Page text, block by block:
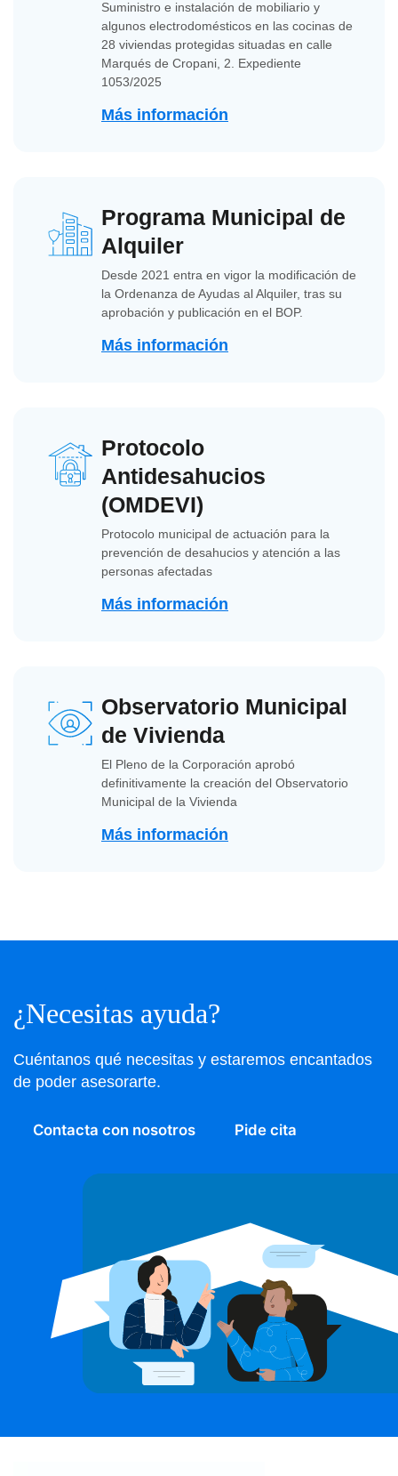
Suministro e instalación de mobiliario y
algunos electrodomésticos en las cocinas de
28 viviendas protegidas situadas en calle
Marqués de Cropani, 2. Expediente
1053/2025
Más información
Programa Municipal de
Alquiler
Desde 2021 entra en vigor la modificación de
la Ordenanza de Ayudas al Alquiler, tras su
aprobación y publicación en el BOP.
Más información
Protocolo
Antidesahucios
(OMDEVI)
Protocolo municipal de actuación para la
prevención de desahucios y atención a las
personas afectadas
Más información
Observatorio Municipal
de Vivienda
El Pleno de la Corporación aprobó
definitivamente la creación del Observatorio
Municipal de la Vivienda
Más información
¿Necesitas ayuda?
Cuéntanos qué necesitas y estaremos encantados
de poder asesorarte.
Contacta con nosotros Pide cita